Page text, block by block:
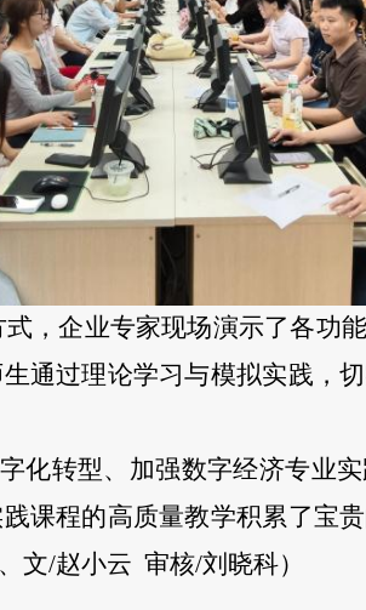
，企业专家现场演示了各功
通过理论学习与模拟实践，
化转型、加强数字经济专业
课程的高质量教学积累了宝
文/赵小云 审核/刘晓科）